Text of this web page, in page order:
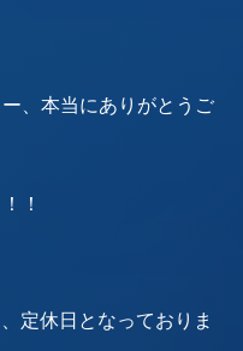
、本当にありがとうご
！
定休日となっておりま